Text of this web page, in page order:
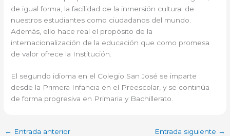
de igual forma, la facilidad de la inmersión cultural de
nuestros estudiantes como ciudadanos del mundo.
Además, ello hace real el propósito de la
internacionalización de la educación que como promesa
de valor ofrece la Institución.
El segundo idioma en el Colegio San José se imparte
desde la Primera Infancia en el Preescolar, y se continúa
de forma progresiva en Primaria y Bachillerato.
← Entrada anterior Entrada siguiente →